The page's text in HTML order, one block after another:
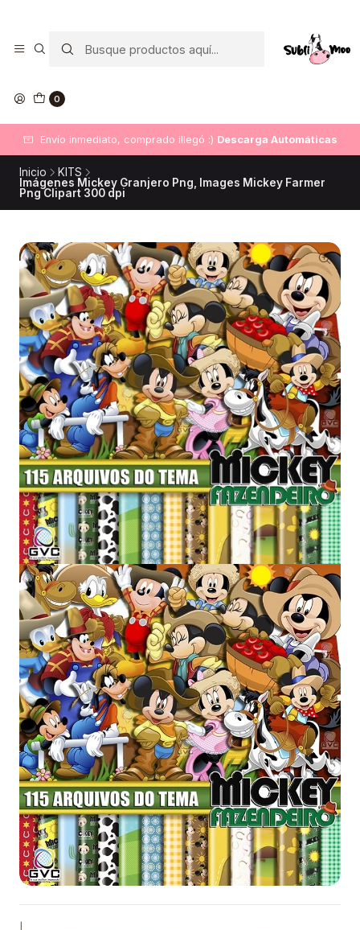
0
Envío inmediato, comprado illegó :) Descarga Automáticas
Inicio
KITS
Imágenes Mickey Granjero Png, Images Mickey Farmer
Png Clipart 300 dpi